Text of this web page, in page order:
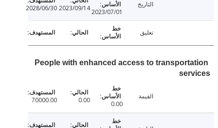
2023/07/01
2023/09/14
2028/06/30
People with enhanced access to
0.00
70000.00